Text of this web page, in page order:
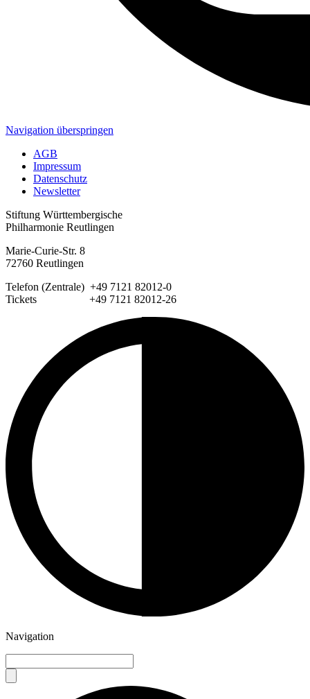
Navigation überspringen
AGB
Impressum
Datenschutz
Newsletter
Stiftung Württembergische
Philharmonie Reutlingen
Marie-Curie-Str. 8
72760 Reutlingen
Telefon (Zentrale) +49 7121 82012-0
Tickets +49 7121 82012-26
Navigation